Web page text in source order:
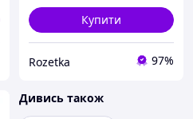
Купити
Rozetka 97%
Дивись також